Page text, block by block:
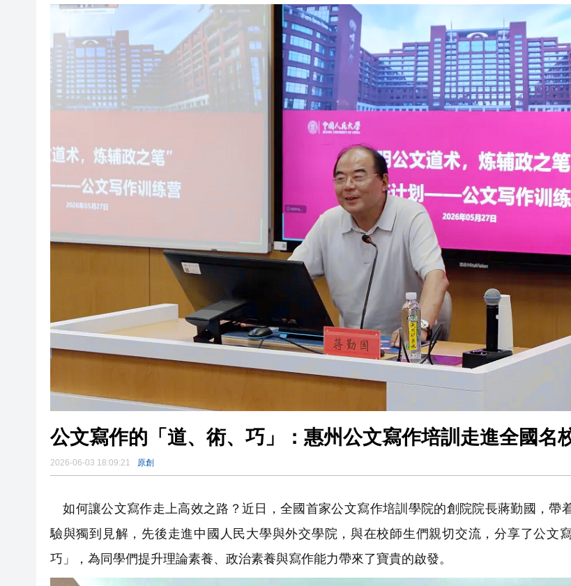
夏日娛水新地標！襄陽奇夢海灘6月13日酷爽開園
2026港澳媒體海南行｜解鎖高端濱海度假+鄉村文旅振興新圖景
特朗普稱對伊朗海上封鎖或持續至9月
紀念虎門銷煙187周年 遼寧多部門協同發力築牢全民禁毒防線
安徽啟動環境日活動 聚力綠色共建美麗江淮
2026港澳媒體海南行圓滿收官！
有片｜港澳媒體走進三亞電子加速器誘變育種實驗室
有片｜港澳媒體走進三亞水稻國家公園
夏日娛水新地標！襄陽奇夢海灘6月13日酷爽開園
2026港澳媒體海南行｜解鎖高端濱海度假+鄉村文旅振興新圖景
特朗普稱對伊朗海上封鎖或持續至9月
公文寫作的「道、術、巧」：惠州公文寫作培訓走進全國名
2026-06-03 18:09:21 原創
如何讓公文寫作走上高效之路？近日，全國首家公文寫作培訓學院的創院院長蔣勤國，帶
驗與獨到見解，先後走進中國人民大學與外交學院，與在校師生們親切交流，分享了公文寫
巧」，為同學們提升理論素養、政治素養與寫作能力帶來了寶貴的啟發。